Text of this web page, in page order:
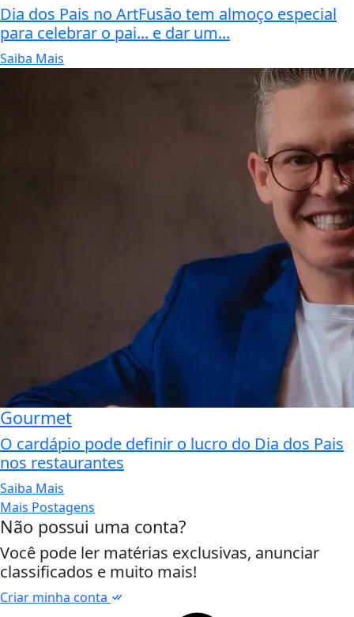
Dia dos Pais no ArtFusão tem almoço especial
para celebrar o pai... e dar um...
Saiba Mais
Gourmet
O cardápio pode definir o lucro do Dia dos Pais
nos restaurantes
Saiba Mais
Mais Postagens
Não possui uma conta?
Você pode ler matérias exclusivas, anunciar
classificados e muito mais!
Criar minha conta